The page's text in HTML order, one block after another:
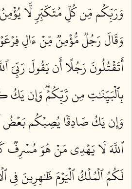
وَرَبِّكُم مِّن كُلِّ مُتَكَبِّرٖ لَّا يُؤۡمِنُ
وَقَالَ رَجُلٞ مُّؤۡمِنٞ مِّنۡ ءَالِ
أَتَقۡتُلُونَ رَجُلًا أَن يَقُولَ رَبِّيَ
بِٱلۡبَيِّنَٰتِ مِن رَّبِّكُمۡۖ وَإِن يَكُ
وَإِن يَكُ صَادِقٗا يُصِبۡكُم بَعۡضُ
ٱللَّهَ لَا يَهۡدِي مَنۡ هُوَ مُسۡرِفٞ
لَكُمُ ٱلۡمُلۡكُ ٱلۡيَوۡمَ ظَٰهِرِينَ فِي